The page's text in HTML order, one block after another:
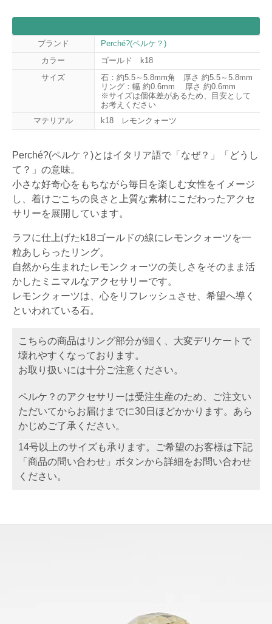
ブランド
Perché?(ペルケ？)
カラー
ゴールド k18
サイズ
石：約5.5～5.8mm角 厚さ 約5.5～5.8mm
リング：幅 約0.6mm 厚さ 約0.6mm
※サイズは個体差があるため、目安として
お考えください
マテリアル
k18 レモンクォーツ
Perché?(ペルケ？)とはイタリア語で「なぜ？」「どうし
て？」の意味。
小さな好奇心をもちながら毎日を楽しむ女性をイメージ
し、着けごこちの良さと上質な素材にこだわったアクセ
サリーを展開しています。
ラフに仕上げたk18ゴールドの線にレモンクォーツを一
粒あしらったリング。
自然から生まれたレモンクォーツの美しさをそのまま活
かしたミニマルなアクセサリーです。
レモンクォーツは、心をリフレッシュさせ、希望へ導く
といわれている石。
こちらの商品はリング部分が細く、大変デリケートで
壊れやすくなっております。
お取り扱いには十分ご注意ください。
ペルケ？のアクセサリーは受注生産のため、ご注文い
ただいてからお届けまでに30日ほどかかります。あら
かじめご了承ください。
14号以上のサイズも承ります。ご希望のお客様は下記
「商品の問い合わせ」ボタンから詳細をお問い合わせ
ください。